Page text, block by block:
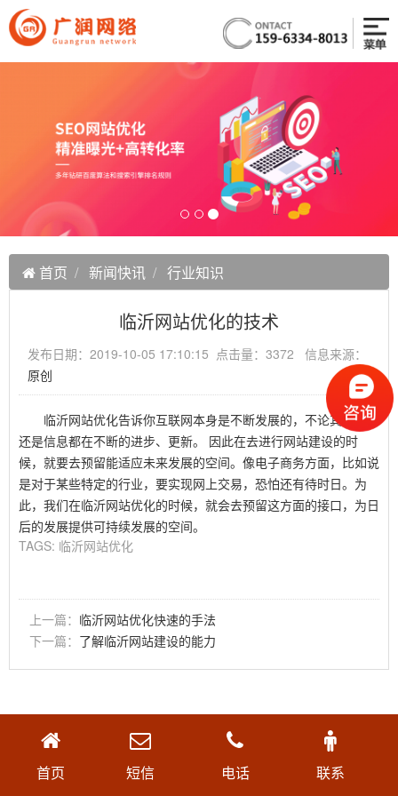
首页 新闻快讯 行业知识
临沂网站优化的技术
发布日期：2019-10-05 17:10:15 点击量：3372 信息来源：
原创
临沂网站优化告诉你互联网本身是不断发展的，不论其的技术
还是信息都在不断的进步、更新。 因此在去进行网站建设的时
候，就要去预留能适应未来发展的空间。像电子商务方面，比如说
是对于某些特定的行业，要实现网上交易，恐怕还有待时日。为
此，我们在临沂网站优化的时候，就会去预留这方面的接口，为日
后的发展提供可持续发展的空间。
TAGS: 临沂网站优化
上一篇： 临沂网站优化快速的手法
下一篇： 了解临沂网站建设的能力
首页 短信 电话 联系